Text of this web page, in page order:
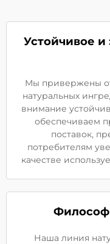
Устойчивое и
Мы привержены
натуральных
внимание
обеспечиваем
поставок,
потребителям
качестве
Наша линия